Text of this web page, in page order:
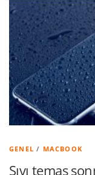
GENEL / MACBOOK
Sıvı temas